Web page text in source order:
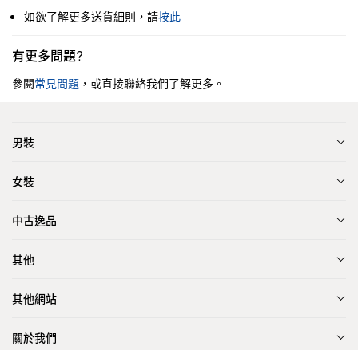
如欲了解更多送貨細則，請按此
有更多問題?
參閱常見問題 ，或直接聯絡我們了解更多。
男裝
女裝
中古逸品
其他
其他網站
關於我們